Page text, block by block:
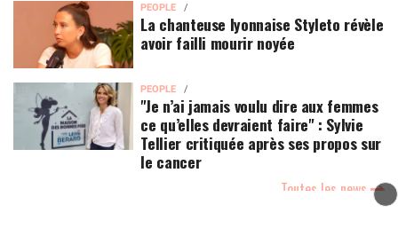
PEOPLE
La chanteuse lyonnaise Styleto révèle
avoir failli mourir noyée
PEOPLE
"Je n’ai jamais voulu dire aux femmes
ce qu’elles devraient faire" : Sylvie
Tellier critiquée après ses propos sur
le cancer
Toutes les news